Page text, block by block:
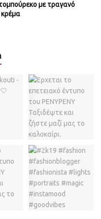
με τραγανό
κρέμα